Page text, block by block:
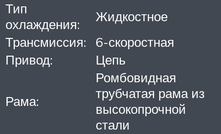
Тип
охлаждения:
Жидкостное
Трансмиссия:
6-скоростная
Привод:
Цепь
Рама:
Ромбовидная
трубчатая рама из
высокопрочной
стали